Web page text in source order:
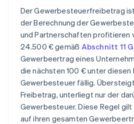
Der Gewerbesteuerfreibetrag
der Berechnung der
und Partnerschaften profitieren
24.500 € gemäß Abschnitt 11
Gewerbeertrag eines
die nächsten 100 € unter
Gewerbesteuer fällig.
Freibetrag, unterliegt nur der
Gewerbesteuer. Diese Regel
auf ihren gesamten